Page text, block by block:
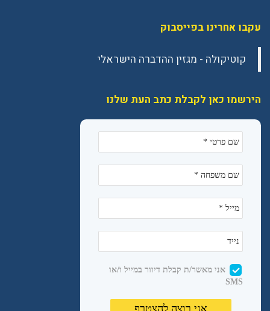
עקבו אחרינו בפייסבוק
הירשמו כאן לקבלת כתב העת שלנו